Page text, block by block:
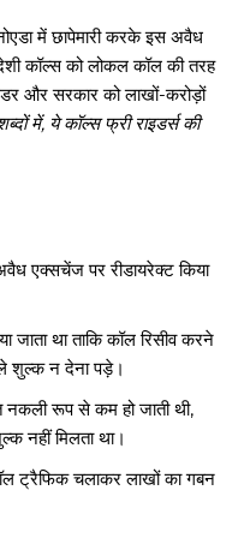
में छापेमारी करके इस अवैध
कॉल्स को लोकल कॉल की तरह
और सरकार को लाखों-करोड़ों
में, ये कॉल्स फ्री राइडर्स की
एक्सचेंज पर रीडायरेक्ट किया
जाता था ताकि कॉल रिसीव करने
शुल्क न देना पड़े।
नकली रूप से कम हो जाती थी,
नहीं मिलता था।
ट्रैफिक चलाकर लाखों का गबन